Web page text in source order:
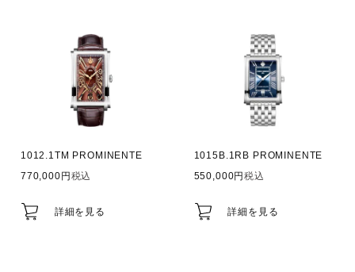
1012.1TM PROMINENTE
770,000
税込
詳細を見る
1015B.1RB PROMINENTE
550,000
税込
詳細を見る